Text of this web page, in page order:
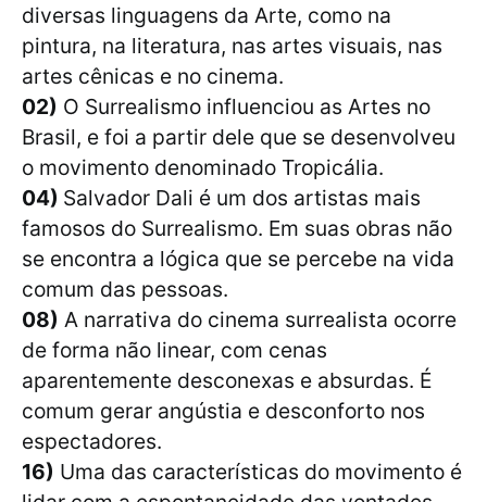
diversas linguagens da Arte, como na
pintura, na literatura, nas artes visuais, nas
artes cênicas e no cinema.
02) O Surrealismo influenciou as Artes no
Brasil, e foi a partir dele que se desenvolveu
o movimento denominado Tropicália.
04) Salvador Dali é um dos artistas mais
famosos do Surrealismo. Em suas obras não
se encontra a lógica que se percebe na vida
comum das pessoas.
08) A narrativa do cinema surrealista ocorre
de forma não linear, com cenas
aparentemente desconexas e absurdas. É
comum gerar angústia e desconforto nos
espectadores.
16) Uma das características do movimento é